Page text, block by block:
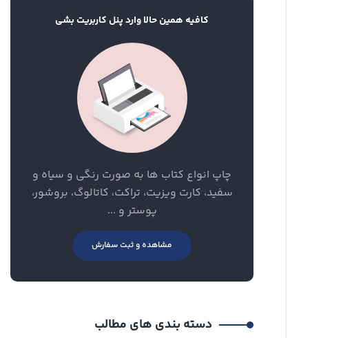
کافیه همین حالا وارد پنل کاربریت بشی
چاپ انواع کتاب ها به صورت رنگی و سیاه و
سفید، کارت ویزیت، تراکت، کاتالوگ، بروشور،
پوستر و ...
مشاهده و ثبت سفارش
دسته بندی های مطالب